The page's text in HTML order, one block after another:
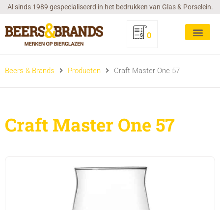
GaAl sinds 1989 gespecialiseerd in het bedrukken van Glas & Porselein.
0
Beers & Brands Producten Craft Master One 57
Craft Master One 57